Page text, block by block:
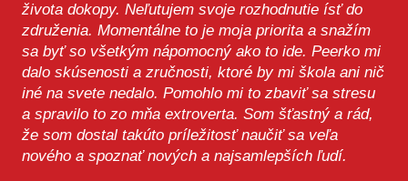
života dokopy. Neľutujem svoje rozhodnutie ísť do
združenia. Momentálne to je moja priorita a snažím
sa byť so všetkým nápomocný ako to ide. Peerko mi
dalo skúsenosti a zručnosti, ktoré by mi škola ani nič
iné na svete nedalo. Pomohlo mi to zbaviť sa stresu
a spravilo to zo mňa extroverta. Som šťastný a rád,
že som dostal takúto príležitosť naučiť sa veľa
nového a spoznať nových a najsamlepších ľudí.